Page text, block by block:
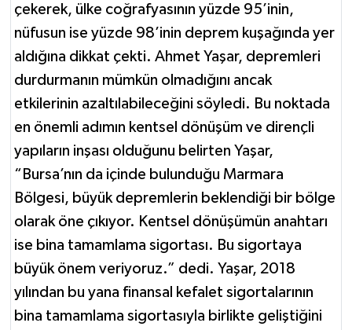
çekerek, ülke coğrafyasının yüzde 95’inin,
nüfusun ise yüzde 98’inin deprem kuşağında yer
aldığına dikkat çekti. Ahmet Yaşar, depremleri
durdurmanın mümkün olmadığını ancak
etkilerinin azaltılabileceğini söyledi. Bu noktada
en önemli adımın kentsel dönüşüm ve dirençli
yapıların inşası olduğunu belirten Yaşar,
“Bursa’nın da içinde bulunduğu Marmara
Bölgesi, büyük depremlerin beklendiği bir bölge
olarak öne çıkıyor. Kentsel dönüşümün anahtarı
ise bina tamamlama sigortası. Bu sigortaya
büyük önem veriyoruz.” dedi. Yaşar, 2018
yılından bu yana finansal kefalet sigortalarının
bina tamamlama sigortasıyla birlikte geliştiğini